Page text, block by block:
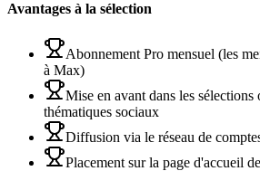
Avantages à la sélection
Abonnement Pro mensuel (les
à Max)
Mise en avant dans les
thématiques sociaux
Diffusion via le réseau de
Placement sur la page d'accueil